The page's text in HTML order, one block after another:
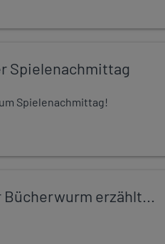
Spielenachmittag
Spielenachmittag!
erzählt...